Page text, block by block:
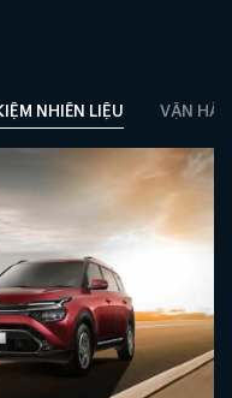
NHIÊN LIỆU VẬN